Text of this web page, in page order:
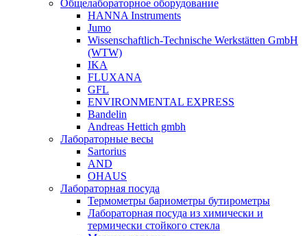
Общелабораторное оборудование
HANNA Instruments
Jumo
Wissenschaftlich-Technische Werkstätten GmbH
(WTW)
IKA
FLUXANA
GFL
ENVIRONMENTAL EXPRESS
Bandelin
Andreas Hettich gmbh
Лабораторные весы
Sartorius
AND
OHAUS
Лабораторная посуда
Термометры бариометры бутирометры
Лабораторная посуда из химически и
термически стойкого стекла